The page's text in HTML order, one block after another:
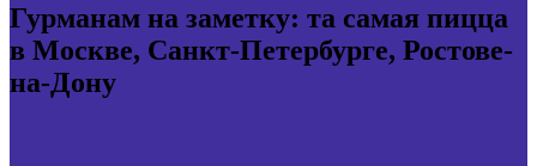
Гурманам на заметку: та самая пицца
в Москве, Санкт-Петербурге, Ростове-
на-Дону